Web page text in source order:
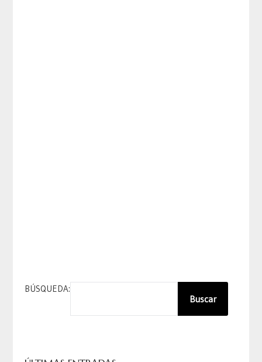
BÚSQUEDA:
Buscar